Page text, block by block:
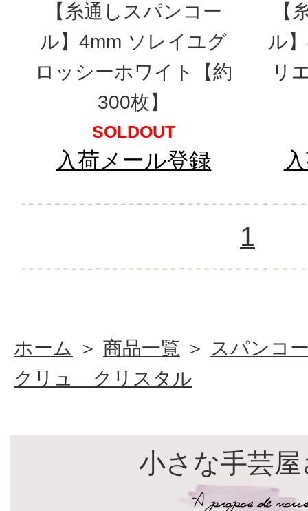
【糸通しスパンコー
ル】4mm ソレイユグ
ロッシーホワイト【約
300枚】
SOLDOUT
入荷メール登録
【
ル
リ
1
ホーム ＞ 商品一覧 ＞
スパンコ
クリュ クリスタル
小さな手芸